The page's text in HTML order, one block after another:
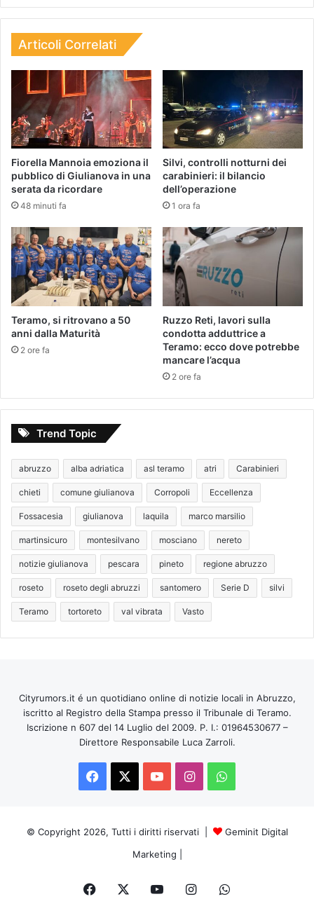
Articoli Correlati
Fiorella Mannoia emoziona il
pubblico di Giulianova in una
serata da ricordare
48 minuti fa
Silvi, controlli notturni dei
carabinieri: il bilancio
dell’operazione
1 ora fa
Teramo, si ritrovano a 50
anni dalla Maturità
2 ore fa
Ruzzo Reti, lavori sulla
condotta adduttrice a
Teramo: ecco dove potrebbe
mancare l’acqua
2 ore fa
Trend Topic
abruzzo alba adriatica asl teramo atri Carabinieri
chieti comune giulianova Corropoli Eccellenza
Fossacesia giulianova laquila marco marsilio
martinsicuro montesilvano mosciano nereto
notizie giulianova pescara pineto regione abruzzo
roseto roseto degli abruzzi santomero Serie D silvi
Teramo tortoreto val vibrata Vasto
Cityrumors.it é un quotidiano online di notizie locali in Abruzzo,
iscritto al Registro della Stampa presso il Tribunale di Teramo.
Iscrizione n 607 del 14 Luglio del 2009. P. I.: 01964530677 –
Direttore Responsabile Luca Zarroli.
Facebook
You InstagramWhatsApp
© Copyright 2026, Tutti i diritti riservati |
Geminit Digital
Marketing
Facebook InstagramWhatsApp